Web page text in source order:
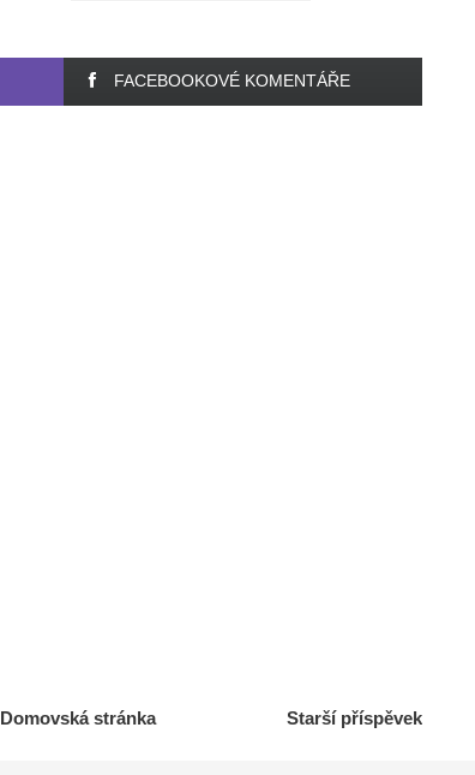
FACEBOOKOVÉ KOMENTÁŘE
Starší příspěvek
Domovská stránka